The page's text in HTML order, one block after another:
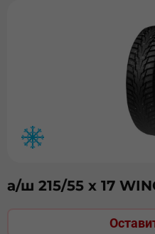
а/ш 215/55 х 17